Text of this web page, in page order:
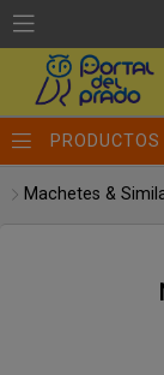
PRODUCTOS
Machetes &